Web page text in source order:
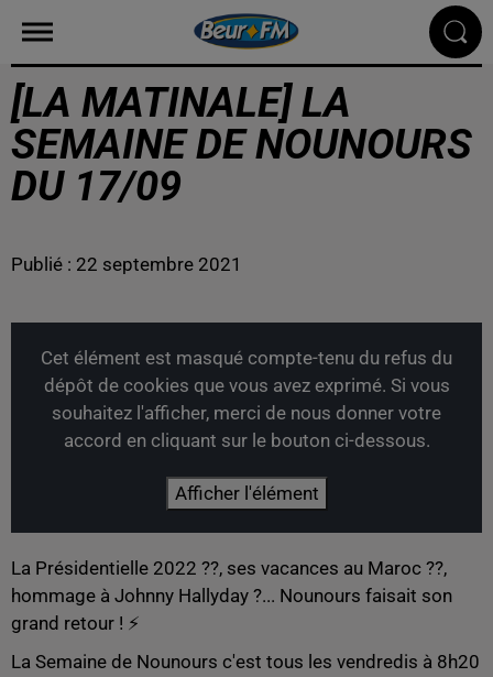
[LA MATINALE] LA
SEMAINE DE NOUNOURS
DU 17/09
Publié : 22 septembre 2021
Cet élément est masqué compte-tenu du refus du
dépôt de cookies que vous avez exprimé. Si vous
souhaitez l'afficher, merci de nous donner votre
accord en cliquant sur le bouton ci-dessous.
Afficher l'élément
La Présidentielle 2022 ??, ses vacances au Maroc ??,
hommage à Johnny Hallyday ?... Nounours faisait son
grand retour ! ⚡️
La Semaine de Nounours c'est tous les vendredis à 8h20